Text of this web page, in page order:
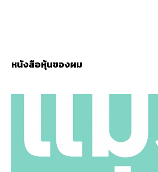
หนังสือหุ้นของผม